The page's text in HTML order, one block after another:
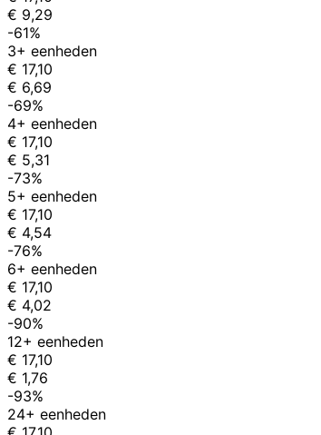
€ 9,29
-61%
3+ eenheden
€ 17,10
€ 6,69
-69%
4+ eenheden
€ 17,10
€ 5,31
-73%
5+ eenheden
€ 17,10
€ 4,54
-76%
6+ eenheden
€ 17,10
€ 4,02
-90%
12+ eenheden
€ 17,10
€ 1,76
-93%
24+ eenheden